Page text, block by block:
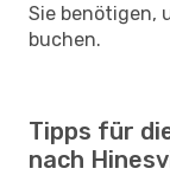
Sie benötigen,
buchen.
Tipps für
nach